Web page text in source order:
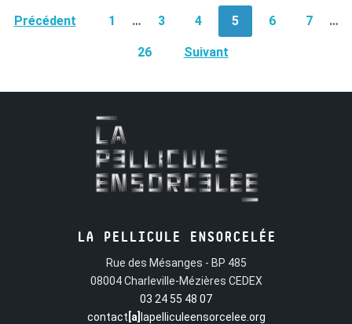
NAVIGATION
Précédent 1 … 3 4 5 6 7 …
26 Suivant
LA PELLICULE ENSORCELÉE
Rue des Mésanges - BP 485
08004 Charleville-Mézières CEDEX
03 24 55 48 07
contact [a] lapelliculeensorcelee.org